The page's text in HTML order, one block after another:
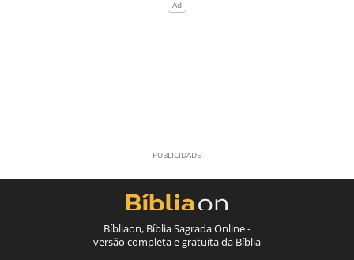
Bíbliaon, Bíblia Sagrada Online -
versão completa e gratuita da Bíblia